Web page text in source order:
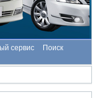
сервис
Поиск